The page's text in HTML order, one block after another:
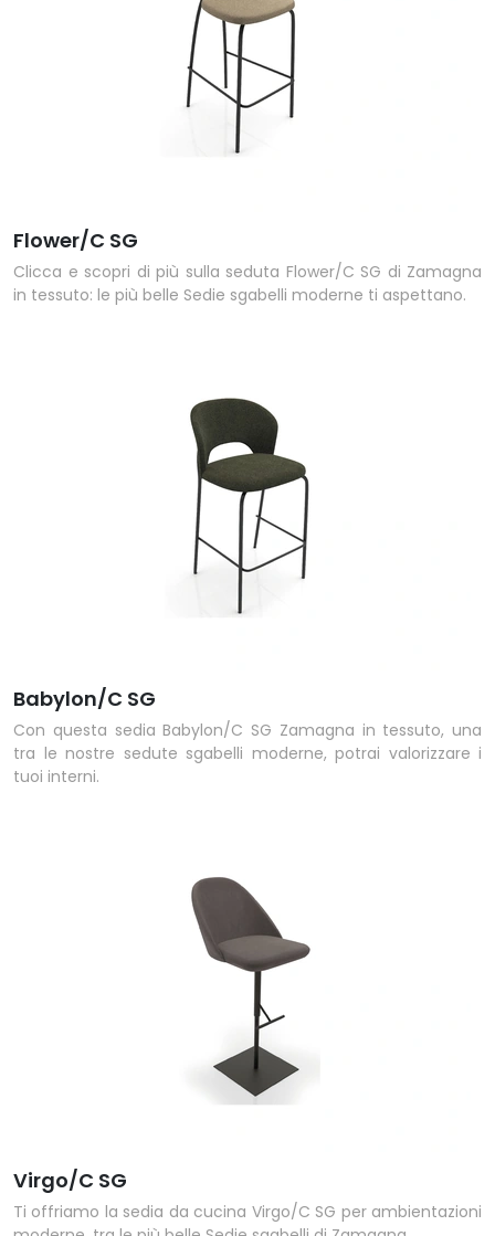
Flower/C SG
Clicca e scopri di più sulla seduta Flower/C SG di Zamagna
in tessuto: le più belle Sedie sgabelli moderne ti aspettano.
Babylon/C SG
Con questa sedia Babylon/C SG Zamagna in tessuto, una
tra le nostre sedute sgabelli moderne, potrai valorizzare i
tuoi interni.
Virgo/C SG
Ti offriamo la sedia da cucina Virgo/C SG per ambientazioni